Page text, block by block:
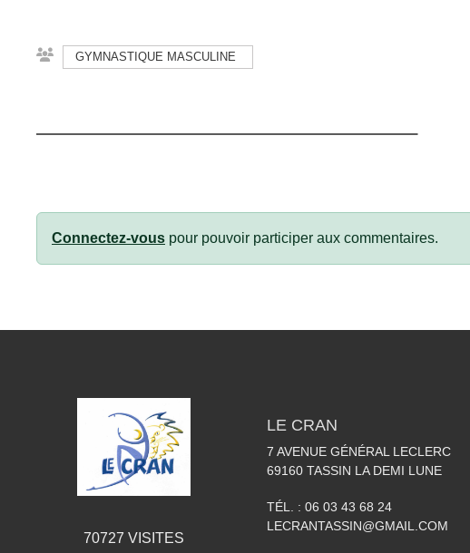
GYMNASTIQUE MASCULINE
Connectez-vous pour pouvoir participer aux commentaires.
70727 VISITES
LE CRAN
7 AVENUE GÉNÉRAL LECLERC
69160 TASSIN LA DEMI LUNE
TÉL. : 06 03 43 68 24
LECRANTASSIN@GMAIL.COM